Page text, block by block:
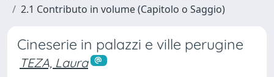
2.1 Contributo in volume (Capitolo o Saggio)
Cineserie in palazzi e ville perugine
TEZA, Laura